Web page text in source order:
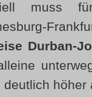
muss
Durban-
deutlich